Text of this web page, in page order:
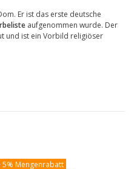
Er ist das erste deutsche
aufgenommen wurde. Der
und ist ein Vorbild religiöser
5% Mengenrabatt